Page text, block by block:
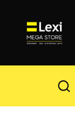
المحتوى